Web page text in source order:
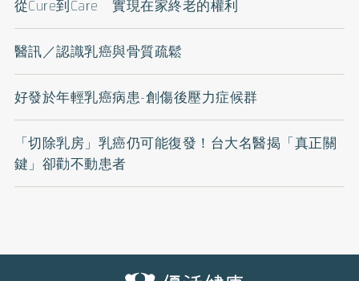
從Cure到Care 實現在家終老的權利
醫訊／認識乳癌與骨質疏鬆
好發於年輕乳癌病患-創傷後壓力症候群
「切除乳房」乳癌仍可能復發！台大名醫揭「真正關
鍵」卻勸不動患者